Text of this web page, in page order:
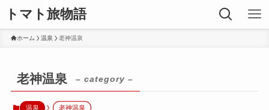
トマト旅物語
ホーム 温泉 老神温泉
老神温泉 – category –
温泉 老神温泉